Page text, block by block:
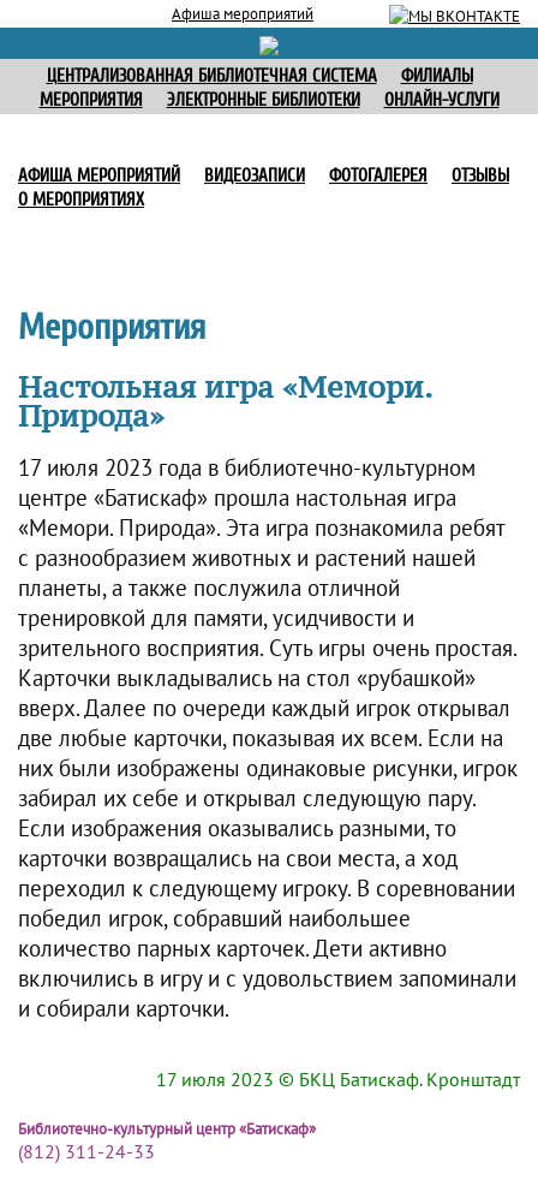
Афиша мероприятий
ЦЕНТРАЛИЗОВАННАЯ БИБЛИОТЕЧНАЯ СИСТЕМА
ФИЛИАЛЫ
МЕРОПРИЯТИЯ
ЭЛЕКТРОННЫЕ БИБЛИОТЕКИ ОНЛАЙН-УСЛУГИ
АФИША МЕРОПРИЯТИЙ ВИДЕОЗАПИСИ ФОТОГАЛЕРЕЯ
ОТЗЫВЫ
О МЕРОПРИЯТИЯХ
Мероприятия
Настольная игра «Мемори.
Природа»
17 июля 2023 года в библиотечно-культурном
центре «Батискаф» прошла настольная игра
«Мемори. Природа». Эта игра познакомила ребят
с разнообразием животных и растений нашей
планеты, а также послужила отличной
тренировкой для памяти, усидчивости и
зрительного восприятия. Суть игры очень простая.
Карточки выкладывались на стол «рубашкой»
вверх. Далее по очереди каждый игрок открывал
две любые карточки, показывая их всем. Если на
них были изображены одинаковые рисунки, игрок
забирал их себе и открывал следующую пару.
Если изображения оказывались разными, то
карточки возвращались на свои места, а ход
переходил к следующему игроку. В соревновании
победил игрок, собравший наибольшее
количество парных карточек. Дети активно
включились в игру и с удовольствием запоминали
и собирали карточки.
17 июля 2023 © БКЦ Батискаф. Кронштадт
Библиотечно-культурный центр «Батискаф»
(812) 311-24-33